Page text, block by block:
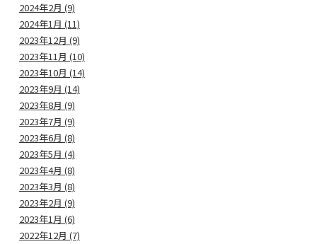
2024年2月 (9)
2024年1月 (11)
2023年12月 (9)
2023年11月 (10)
2023年10月 (14)
2023年9月 (14)
2023年8月 (9)
2023年7月 (9)
2023年6月 (8)
2023年5月 (4)
2023年4月 (8)
2023年3月 (8)
2023年2月 (9)
2023年1月 (6)
2022年12月 (7)